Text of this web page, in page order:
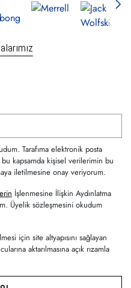
Tarafıma elektronik posta
kapsamda kişisel verilerimin bu
iletilmesine onay veriyorum.
İşlenmesine İlişkin Aydınlatma
Üyelik sözleşmesini okudum
için site altyapısını sağlayan
aktarılmasına açık rızamla